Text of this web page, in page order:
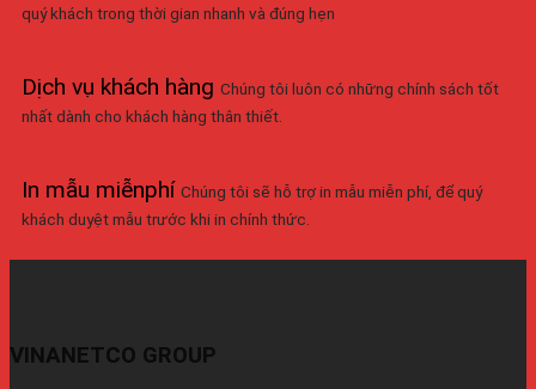
quý khách trong thời gian nhanh và đúng hẹn
Dịch vụ khách hàng Chúng tôi luôn có những chính sách tốt
nhất dành cho khách hàng thân thiết.
In mẫu miễnphí Chúng tôi sẽ hỗ trợ in mẫu miễn phí, để quý
khách duyệt mẫu trước khi in chính thức.
VINANETCO GROUP